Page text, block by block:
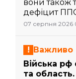
вони також
дефіцит
07 серпня 2026
Важливо
Війська рф
та